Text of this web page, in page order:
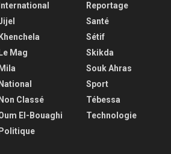
International
Khenchela
Le Mag
Mila
National
Non Classé
El-Bouaghi
Politique
Reportage
Santé
Sétif
Skikda
Souk Ahras
Sport
Tébessa
Technologie